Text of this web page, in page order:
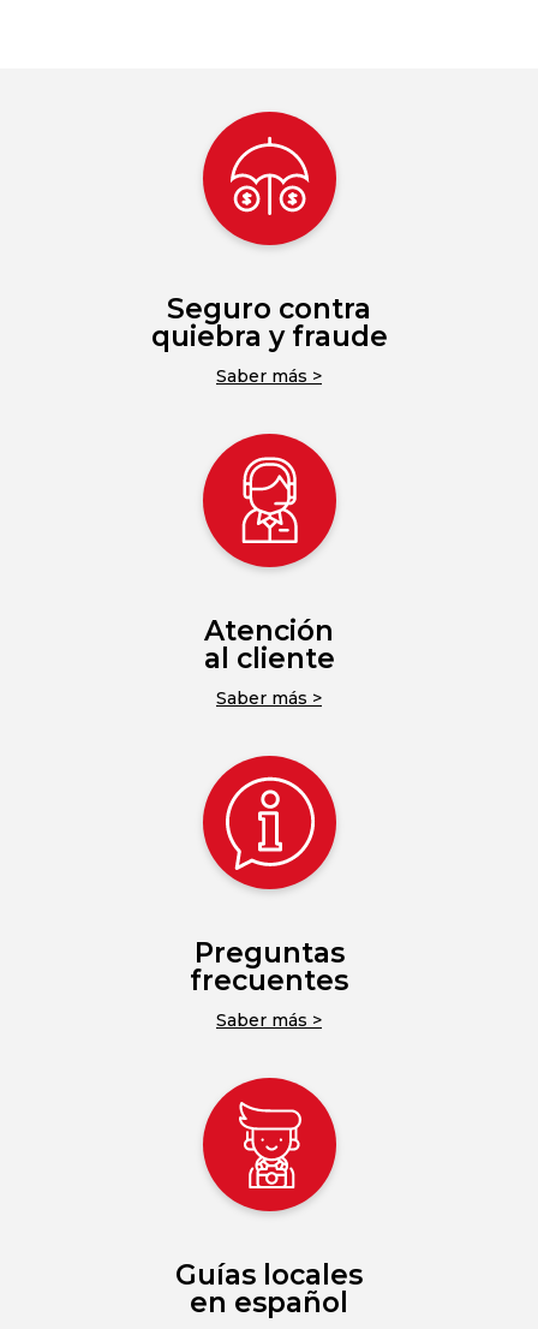
Seguro contra
quiebra y fraude
Saber más >
Atención
al cliente
Saber más >
Preguntas
frecuentes
Saber más >
Guías locales
en español